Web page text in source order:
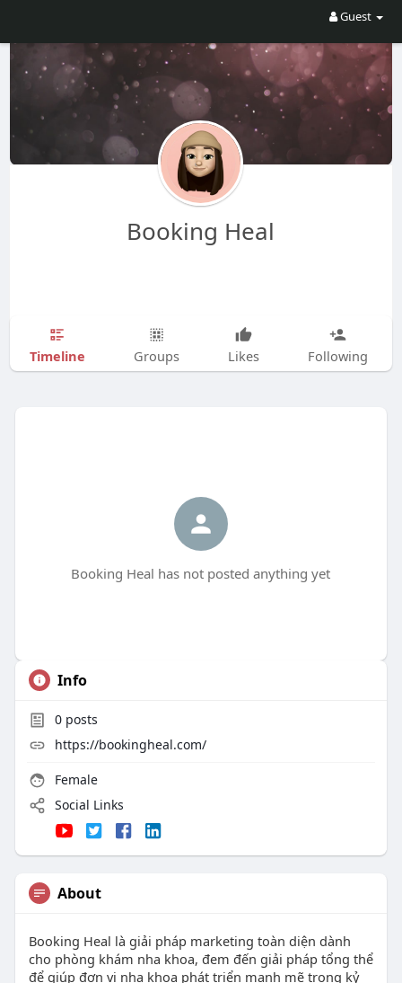
Guest
Booking Heal
Timeline Groups Likes Following
Booking Heal has not posted anything yet
Info
0posts
https://bookingheal.com/
Female
Social Links
About
Booking Heal là giải pháp marketing toàn diện dành
cho phòng khám nha khoa, đem đến giải pháp tổng thể
để giúp đơn vị nha khoa phát triển mạnh mẽ trong kỷ